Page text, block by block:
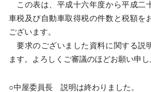
この表は、平成十六年度から平成二
車税及び自動車取得税の件数と税額を
ございます。
要求のございました資料に関する説
ます。よろしくご審議のほどお願い申し
○中屋委員長 説明は終わりました。